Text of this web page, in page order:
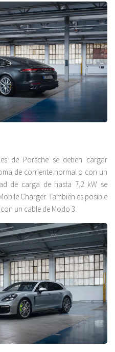
de Porsche se deben cargar
de corriente normal o con un
de carga de hasta 7,2 kW se
Charger. También es posible
un cable de Modo 3.